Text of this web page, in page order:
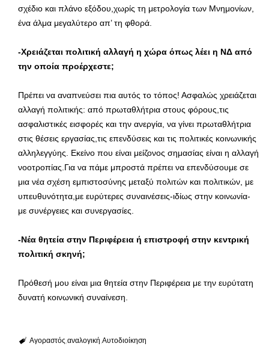
σχέδιο και πλάνο εξόδου,χωρίς τη μετρολογία των Μνημονίων,
ένα άλμα μεγαλύτερο απ’ τη φθορά.
-Χρειάζεται πολιτική αλλαγή η χώρα όπως λέει η ΝΔ από
την οποία προέρχεστε;
Πρέπει να αναπνεύσει πια αυτός το τόπος! Ασφαλώς χρειάζεται
αλλαγή πολιτικής: από πρωταθλήτρια στους φόρους,τις
ασφαλιστικές εισφορές και την ανεργία, να γίνει πρωταθλήτρια
στις θέσεις εργασίας,τις επενδύσεις και τις πολιτικές κοινωνικής
αλληλεγγύης. Εκείνο που είναι μείζονος σημασίας είναι η αλλαγή
νοοτροπίας.Για να πάμε μπροστά πρέπει να επενδύσουμε σε
μια νέα σχέση εμπιστοσύνης μεταξύ πολιτών και πολιτικών, με
υπευθυνότητα,με ευρύτερες συναινέσεις-ιδίως στην κοινωνία-
με συνέργειες και συνεργασίες.
-Νέα θητεία στην Περιφέρεια ή επιστροφή στην κεντρική
πολιτική σκηνή;
Πρόθεσή μου είναι μια θητεία στην Περιφέρεια με την ευρύτατη
δυνατή κοινωνική συναίνεση.
Αγοραστός αναλογική Αυτοδιοίκηση